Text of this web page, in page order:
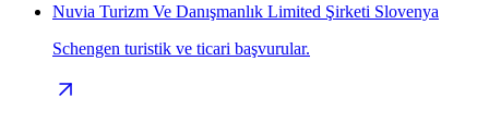
Nuvia Turizm Ve Danışmanlık Limited Şirketi Slovenya
Schengen turistik ve ticari başvurular.